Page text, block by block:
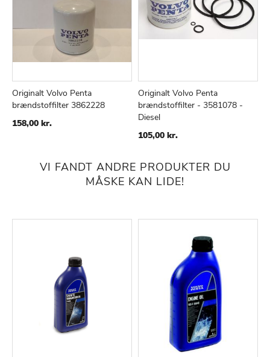
TILFØJ
TIL
ØNSKE
SAMMENLIGN
Originalt Volvo Penta
brændstoffilter 3862228
158,00 kr.
TILFØJ
TIL
ØNSKE
LISTE
SAMMENLIGN
Originalt Volvo Penta
brændstoffilter - 3581078 -
Diesel
105,00 kr.
VI FANDT ANDRE PRODUKTER DU
MÅSKE KAN LIDE!